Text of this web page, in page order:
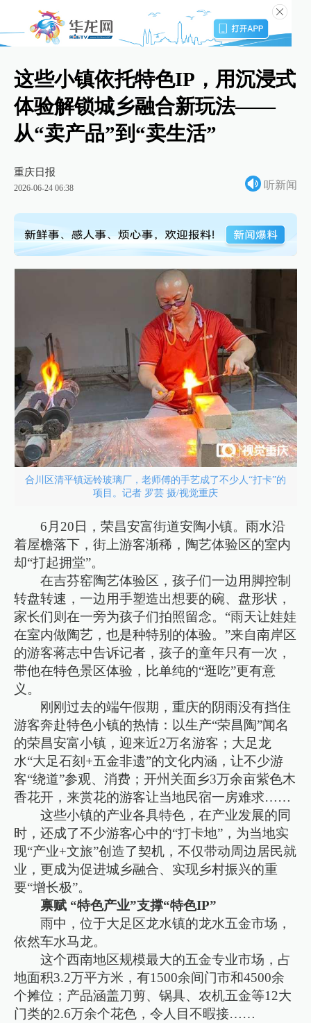
这些小镇依托特色IP，用沉浸式
体验解锁城乡融合新玩法——
从“卖产品”到“卖生活”
重庆日报
2026-06-24 06:38 听新闻
合川区清平镇远铃玻璃厂，老师傅的手艺成了不少人“打卡”的
项目。记者 罗芸 摄/视觉重庆
6月20日，荣昌安富街道安陶小镇。雨水沿
着屋檐落下，街上游客渐稀，陶艺体验区的室内
却“打起拥堂”。
在吉芬窑陶艺体验区，孩子们一边用脚控制
转盘转速，一边用手塑造出想要的碗、盘形状，
家长们则在一旁为孩子们拍照留念。“雨天让娃娃
在室内做陶艺，也是种特别的体验。”来自南岸区
的游客蒋志中告诉记者，孩子的童年只有一次，
带他在特色景区体验，比单纯的“逛吃”更有意
义。
刚刚过去的端午假期，重庆的阴雨没有挡住
游客奔赴特色小镇的热情：以生产“荣昌陶”闻名
的荣昌安富小镇，迎来近2万名游客；大足龙
水“大足石刻+五金非遗”的文化内涵，让不少游
客“绕道”参观、消费；开州关面乡3万余亩紫色木
香花开，来赏花的游客让当地民宿一房难求……
这些小镇的产业各具特色，在产业发展的同
时，还成了不少游客心中的“打卡地”，为当地实
现“产业+文旅”创造了契机，不仅带动周边居民就
业，更成为促进城乡融合、实现乡村振兴的重
要“增长极”。
禀赋 “特色产业”支撑“特色IP”
雨中，位于大足区龙水镇的龙水五金市场，
依然车水马龙。
这个西南地区规模最大的五金专业市场，占
地面积3.2万平方米，有1500余间门市和4500余
个摊位；产品涵盖刀剪、锅具、农机五金等12大
门类的2.6万余个花色，令人目不暇接……